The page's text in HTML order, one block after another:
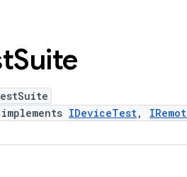
Suite
implements IDeviceTest,